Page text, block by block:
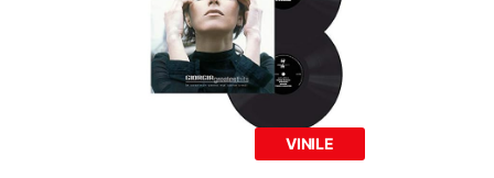
VINILE